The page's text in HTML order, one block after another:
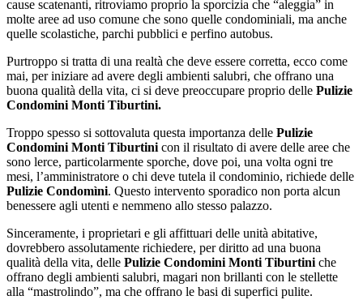
cause scatenanti, ritroviamo proprio la sporcizia che “aleggia” in
molte aree ad uso comune che sono quelle condominiali, ma anche
quelle scolastiche, parchi pubblici e perfino autobus.
Purtroppo si tratta di una realtà che deve essere corretta, ecco come
mai, per iniziare ad avere degli ambienti salubri, che offrano una
buona qualità della vita, ci si deve preoccupare proprio delle Pulizie
Condomini Monti Tiburtini.
Troppo spesso si sottovaluta questa importanza delle Pulizie
Condomini Monti Tiburtini con il risultato di avere delle aree che
sono lerce, particolarmente sporche, dove poi, una volta ogni tre
mesi, l’amministratore o chi deve tutela il condominio, richiede delle
Pulizie Condomìni. Questo intervento sporadico non porta alcun
benessere agli utenti e nemmeno allo stesso palazzo.
Sinceramente, i proprietari e gli affittuari delle unità abitative,
dovrebbero assolutamente richiedere, per diritto ad una buona
qualità della vita, delle Pulizie Condomini Monti Tiburtini che
offrano degli ambienti salubri, magari non brillanti con le stellette
alla “mastrolindo”, ma che offrano le basi di superfici pulite.